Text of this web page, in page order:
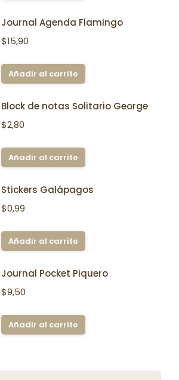
Journal Agenda Flamingo
$15,90
Añadir al carrito
Block de notas Solitario George
$2,80
Añadir al carrito
Stickers Galápagos
$0,99
Añadir al carrito
Journal Pocket Piquero
$9,50
Añadir al carrito